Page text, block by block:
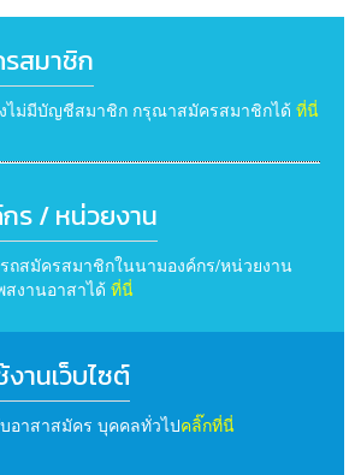
สมาชิก
ไม่มีบัญชีสมาชิก กรุณาสมัครสมาชิกได้ ที่นี่
ร / หน่วยงาน
ถสมัครสมาชิกในนามองค์กร/หน่วยงาน
สงานอาสาได้ ที่นี่
งานเว็บไซต์
อาสาสมัคร บุคคลทั่วไปคลิ๊กที่นี่